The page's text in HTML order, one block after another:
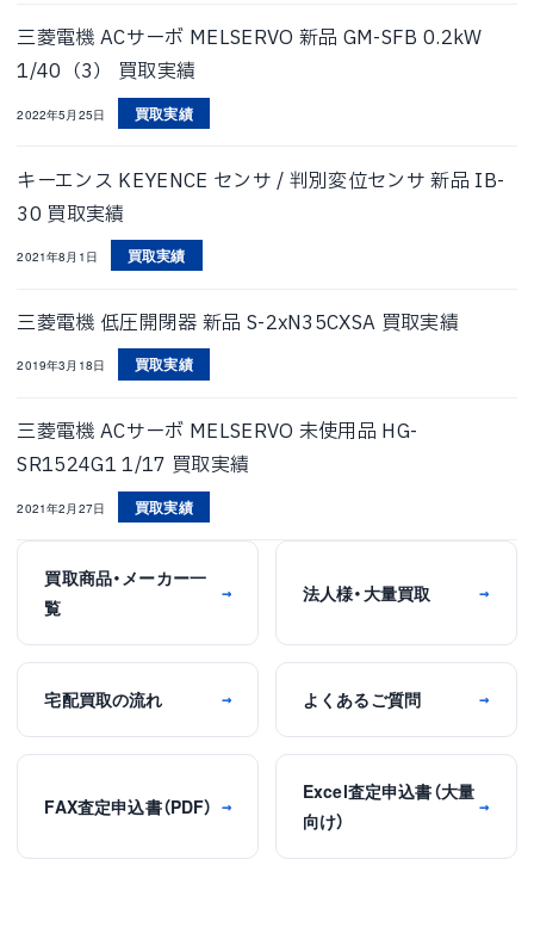
三菱電機 ACサーボ MELSERVO 新品 GM-SFB 0.2kW
1/40（3） 買取実績
2022年5月25日 買取実績
キーエンス KEYENCE センサ / 判別変位センサ 新品 IB-
30 買取実績
2021年8月1日 買取実績
三菱電機 低圧開閉器 新品 S-2xN35CXSA 買取実績
2019年3月18日 買取実績
三菱電機 ACサーボ MELSERVO 未使用品 HG-
SR1524G1 1/17 買取実績
2021年2月27日 買取実績
買取商品・メーカー一
覧
→ 法人様・大量買取 →
宅配買取の流れ → よくあるご質問 →
FAX査定申込書（PDF） →
Excel査定申込書（大量
向け）
→